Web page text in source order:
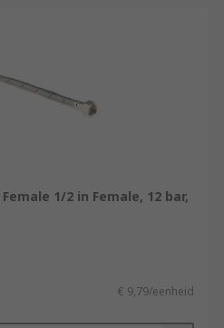
1/2 in Female, 12 bar,
€ 9,79/eenheid